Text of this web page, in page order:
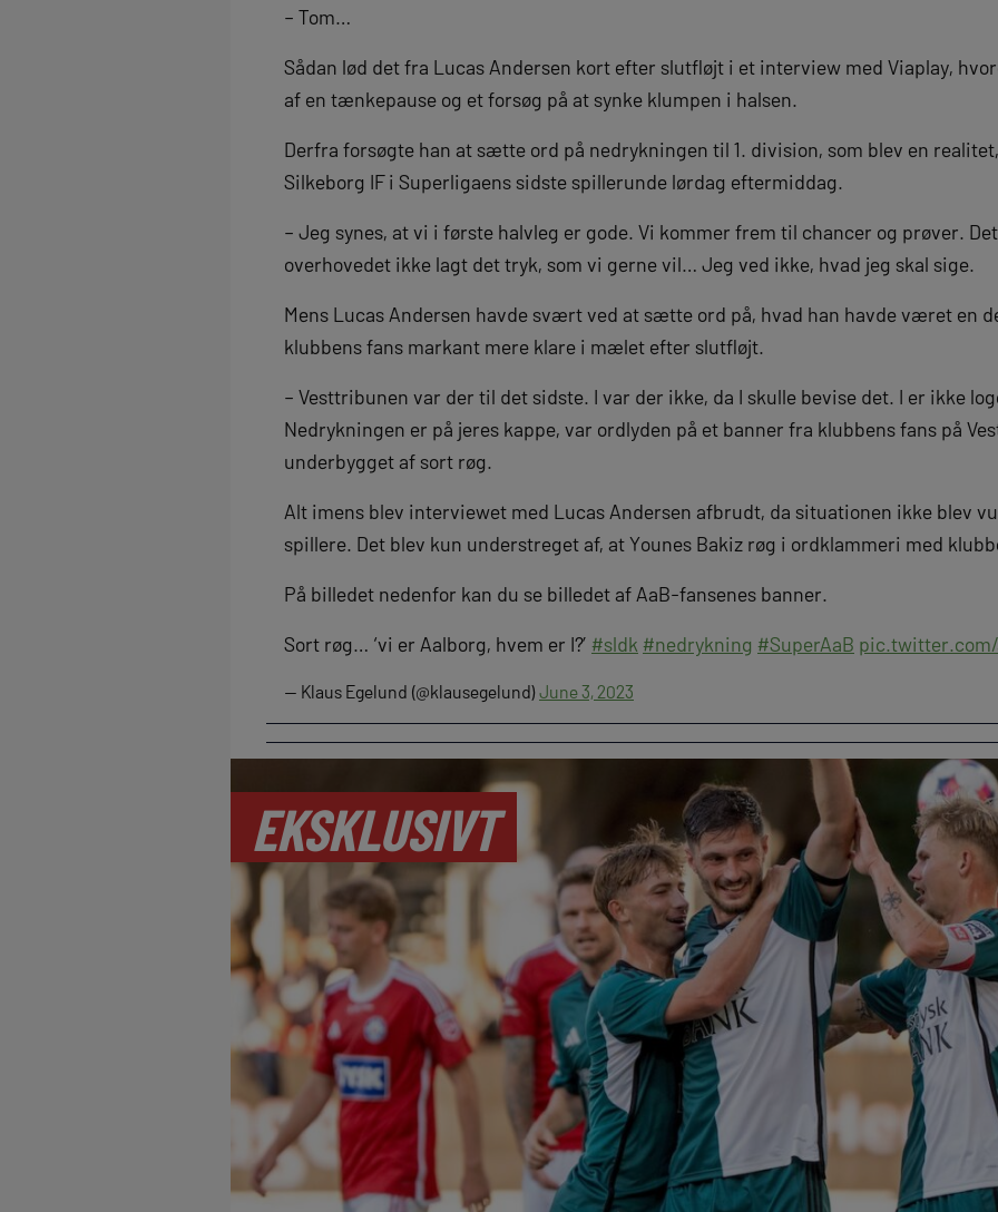
– Tom…
Sådan lød det fra Lucas Andersen kort efter slutfløjt i et interview med Viaplay,
af en tænkepause og et forsøg på at synke klumpen i halsen.
Derfra forsøgte han at sætte ord på nedrykningen til 1. division, som blev en
Silkeborg IF i Superligaens sidste spillerunde lørdag eftermiddag.
– Jeg synes, at vi i første halvleg er gode. Vi kommer frem til chancer og prøver.
overhovedet ikke lagt det tryk, som vi gerne vil… Jeg ved ikke, hvad jeg skal sige.
Mens Lucas Andersen havde svært ved at sætte ord på, hvad han havde været en
klubbens fans markant mere klare i mælet efter slutfløjt.
– Vesttribunen var der til det sidste. I var der ikke, da I skulle bevise det. I er ikke
Nedrykningen er på jeres kappe, var ordlyden på et banner fra klubbens fans på
underbygget af sort røg.
Alt imens blev interviewet med Lucas Andersen afbrudt, da situationen ikke blev
spillere. Det blev kun understreget af, at Younes Bakiz røg i ordklammeri med
På billedet nedenfor kan du se billedet af AaB-fansenes banner.
Sort røg… ‘vi er Aalborg, hvem er I?’ #sldk #nedrykning #SuperAaB pic.twitter.com/
— Klaus Egelund (@klausegelund)June 3, 2023
EKSKLUSIVT